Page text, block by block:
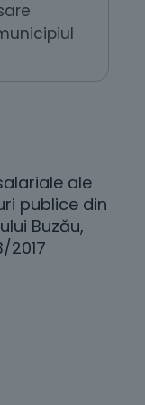
ale
publice din
Buzău,
2017